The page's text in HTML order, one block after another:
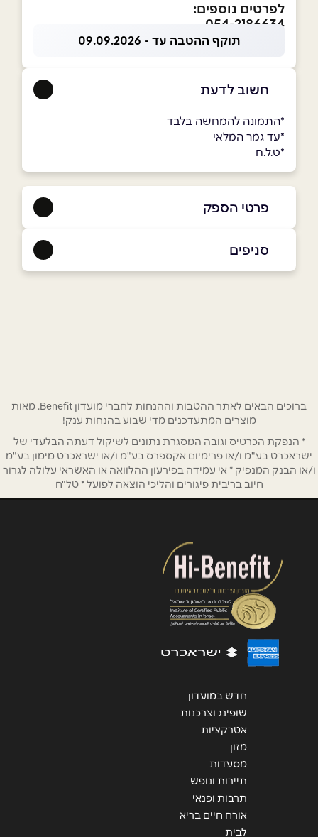
לפרטים נוספים:
054-2186634
תוקף ההטבה עד - 09.09.2026
חשוב לדעת
*התמונה להמחשה בלבד
*עד גמר המלאי
*ט.ל.ח
פרטי הספק
נושא*
אנא חזרו אלי בקשר ל...
הודעה*
שליחה
סניפים
ברוכים הבאים לאתר ההטבות וההנחות לחברי מועדון Benefit. מאות
מוצרים המתעדכנים מדי שבוע בהנחות ענק!
* הנפקת הכרטיס וגובה המסגרת נתונים לשיקול דעתה הבלעדי של
ישראכרט בע"מ ו/או פרימיום אקספרס בע"מ ו/או ישראכרט מימון בע"מ
ו/או הבנק המנפיק * אי עמידה בפירעון ההלוואה או האשראי עלולה לגרור
חיוב בריבית פיגורים והליכי הוצאה לפועל * טל"ח
חדש במועדון
שופינג וצרכנות
אטרקציות
מזון
מסעדות
תיירות ונופש
תרבות ופנאי
אורח חיים בריא
לבית